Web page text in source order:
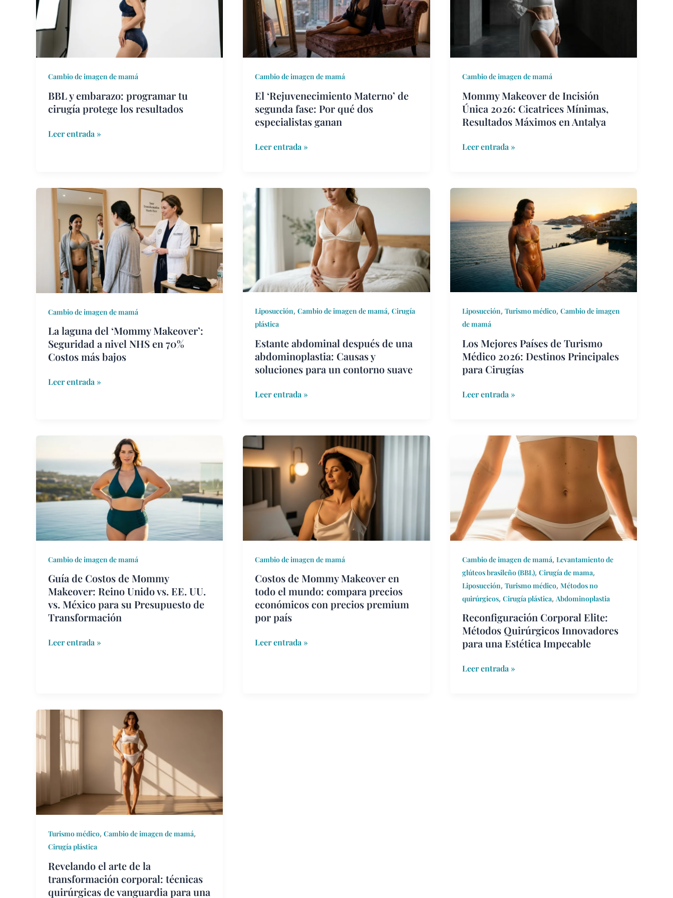
Cambio de imagen de mamá
BBL y embarazo: programar tu
cirugía protege los resultados
cirugía
protege
Leer entrada »
Cambio de imagen de mamá
El ‘Rejuvenecimiento Materno’ de
segunda fase: Por qué dos
especialistas ganan
segunda
fase:
Por
qué
especialistas
Leer entrada »
Cambio de imagen de mamá
Mommy Makeover de Incisión
Única 2026: Cicatrices Mínimas,
Resultados Máximos en Antalya
Cicatrices
Mínimas,
Máximos
Antalya
Leer entrada »
Cambio de imagen de mamá
La laguna del ‘Mommy Makeover’:
Seguridad a nivel NHS en 70%
Costos más bajos
laguna
del
‘Mommy
Makeover’:
Seguridad
nivel
en
Costos
más
bajos
Leer entrada »
Liposucción,Cambio de imagen de mamá,Cirugía
plástica
Estante abdominal después de una
abdominoplastia: Causas y
soluciones para un contorno suave
Estante
abdominal
después
de
abdominoplastia:
Causas
y
para
un
suave
Leer entrada »
Liposucción, Turismo médico, Cambio de imagen
de mamá
Los Mejores Países de Turismo
Médico 2026: Destinos Principales
para Cirugías
Países
de
Turismo
Médico
2026:
Destinos
para
Cirugías
Leer entrada »
Cambio de imagen de mamá
Guía de Costos de Mommy
Makeover: Reino Unido vs. EE. UU.
vs. México para su Presupuesto de
Transformación
de
Mommy
Reino
Unido
EE.
vs.
México
para
su
Presupuesto
de
Leer entrada »
Cambio de imagen de mamá
Costos de Mommy Makeover en
todo el mundo: compara precios
económicos con precios premium
por país
Costos
de
Mommy
Makeover
todo
precios
con
precios
premium
por
Leer entrada »
Cambio de imagen de mamá, Levantamiento de
glúteos brasileño (BBL), Cirugía de mama,
Liposucción, Turismo médico, Métodos no
quirúrgicos, Cirugía plástica, Abdominoplastia
Reconfiguración Corporal Elite:
Métodos Quirúrgicos Innovadores
para una Estética Impecable
Reconfiguración
Corporal
Elite:
Métodos
Quirúrgicos
Innovadores
para
una
Impecable
Leer entrada »
Turismo médico, Cambio de imagen de mamá,
Cirugía plástica
Revelando el arte de la
transformación corporal: técnicas
quirúrgicas de vanguardia para una
Revelando
arte
transformación
corporal:
técnicas
de
vanguardia
una
simetría